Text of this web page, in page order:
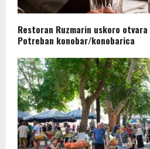
Restoran Ruzmarin uskoro
Potreban konobar/konobarica